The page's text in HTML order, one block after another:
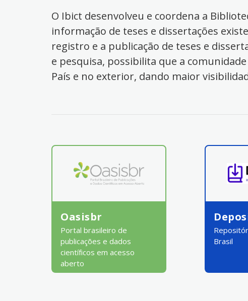
O Ibict desenvolveu e coordena a
informação de teses e dissertações
registro e a publicação de teses e
e pesquisa, possibilita que a
País e no exterior, dando maior
Oasisbr
Portal brasileiro de
publicações e dados
científicos em acesso
aberto
Brasil